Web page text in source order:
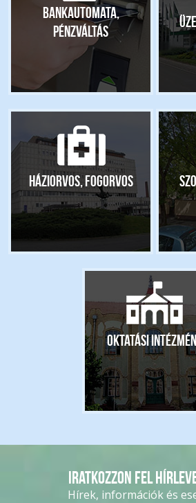
Bankautomata,
pénzváltás
Háziorvos, fogorvos
Oktatási
Iratkozzon fel
Hírek, információk és